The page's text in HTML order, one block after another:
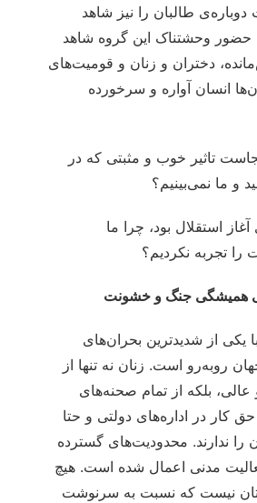
طالبان را نیز شاهد
حضور وحشتناک این گروه شاهد
دختران و زنان و قومیت‌های
انسان آواره و سرخورده
تاثیر خوب و مثبتی که در
و ما نمی‌بینیم؟
استقلال بود، چرا ما
تجربه نکردیم؟
همیشگی جنگ و خشونت
یکی از شدیدترین بحران‌های
روبه‌رو است. زنان نه تنها از
بلکه از تمام صحنه‌های
کار در اداره‌های دولتی و حتا
را ندارند. محدودیت‌های گسترده
مدنی اعمال شده است. هیچ
نیست که نسبت به سرنوشت